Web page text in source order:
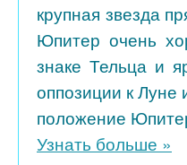
крупная звезда
Юпитер очень
знаке Тельца и
оппозиции к
положение
Узнать больше »